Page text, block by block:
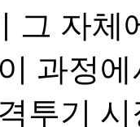
그 자체
과정
투기